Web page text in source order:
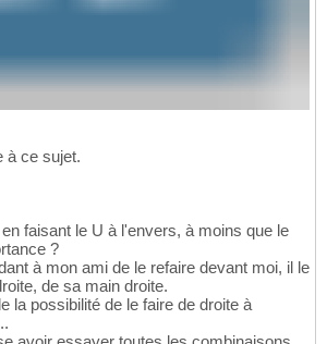
à ce sujet.
faisant le U à l'envers, à moins que le
?
à mon ami de le refaire devant moi, il le
de sa main droite.
la possibilité de le faire de droite à